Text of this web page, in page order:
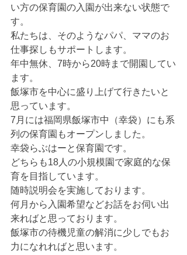
い方の保育園の入園が出来ない状態で
す。
私たちは、そのようなパパ、ママのお
仕事探しもサポートします。
年中無休、7時から20時まで開園してい
ます。
飯塚市を中心に盛り上げて行きたいと
思っています。
7月には福岡県飯塚市中（幸袋）にも系
列の保育園もオープンしました。
幸袋らぶはーと保育園です。
どちらも18人の小規模園で家庭的な保
育を目指しています。
随時説明会を実施しております。
何月から入園希望などお話をお伺い出
来ればと思っております。
飯塚市の待機児童の解消に少しでもお
力になれればと思います。